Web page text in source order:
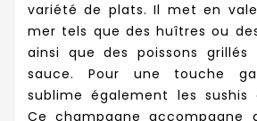
variété de plats. Il met en
mer tels que des huîtres ou
ainsi que des poissons grillés
sauce. Pour une touche
sublime également les sushis
Ce champagne accompagne